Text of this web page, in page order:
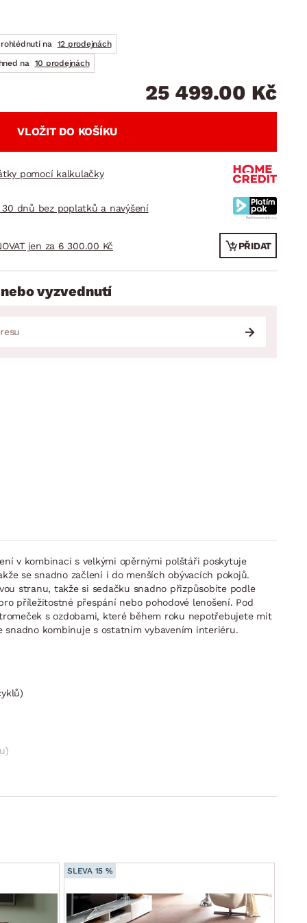
sestavy
na 12 prodejnách
na 10 prodejnách
25 499.00 Kč
VLOŽIT DO KOŠÍKU
pomocí kalkulačky
dnů bez poplatků a navýšení
jen za 6 300.00 Kč PŘIDAT
vyzvednutí
v kombinaci s velkými opěrnými polštáři poskytuje
se snadno začlení i do menších obývacích pokojů.
stranu, takže si sedačku snadno přizpůsobíte podle
příležitostné přespání nebo pohodové lenošení. Pod
s ozdobami, které během roku nepotřebujete mít
snadno kombinuje s ostatním vybavením interiéru.
SLEVA 15 %